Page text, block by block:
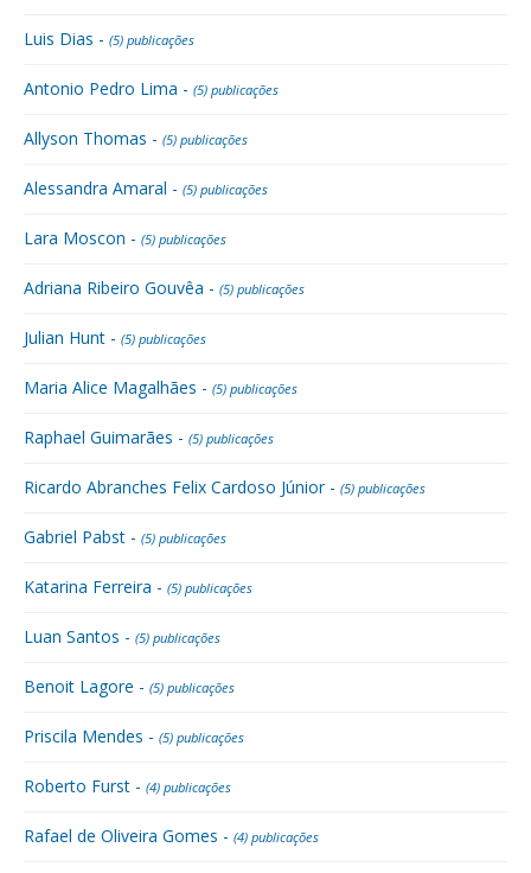
Luis Dias - (5) publicações
Antonio Pedro Lima - (5) publicações
Allyson Thomas - (5) publicações
Alessandra Amaral - (5) publicações
Lara Moscon - (5) publicações
Adriana Ribeiro Gouvêa - (5) publicações
Julian Hunt - (5) publicações
Maria Alice Magalhães - (5) publicações
Raphael Guimarães - (5) publicações
Ricardo Abranches Felix Cardoso Júnior - (5) publicações
Gabriel Pabst - (5) publicações
Katarina Ferreira - (5) publicações
Luan Santos - (5) publicações
Benoit Lagore - (5) publicações
Priscila Mendes - (5) publicações
Roberto Furst - (4) publicações
Rafael de Oliveira Gomes - (4) publicações